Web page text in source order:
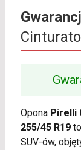
Opona Pirelli
255/45 R19to
SUV-ów,